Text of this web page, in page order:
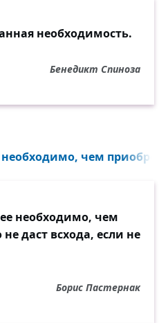
необходимость.
Бенедикт Спиноза
чем
необходимо, чем
даст всхода, если не
Борис Пастернак